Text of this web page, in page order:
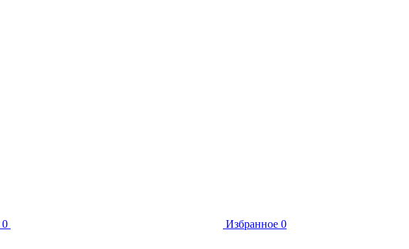
0 Избранное 0